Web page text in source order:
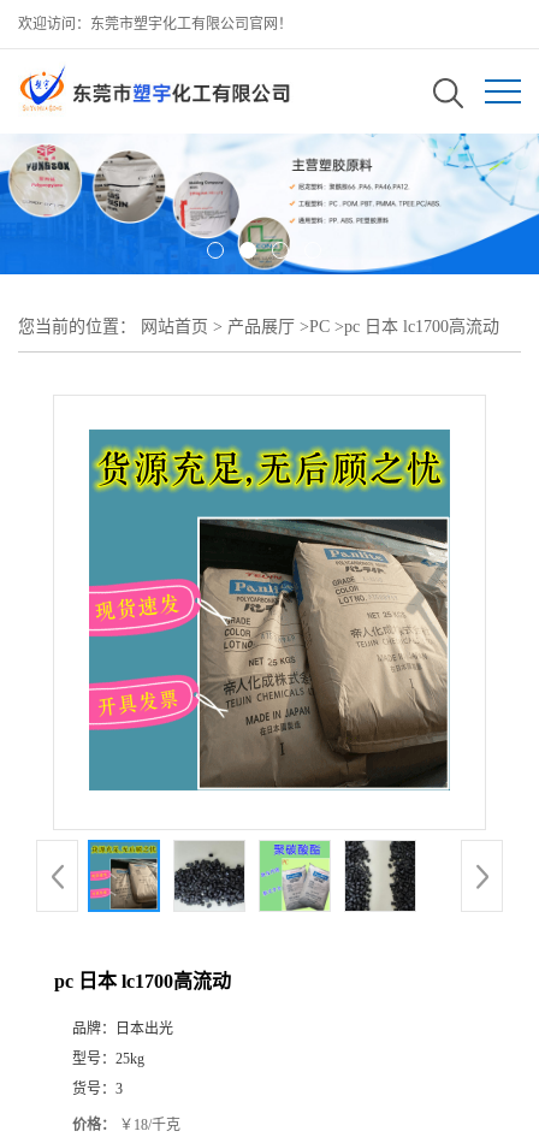
欢迎访问：东莞市塑宇化工有限公司官网！
您当前的位置： 网站首页 > 产品展厅 >PC >pc 日本 lc1700高流动
pc 日本 lc1700高流动
品牌：
日本出光
型号： 25kg
货号： 3
价格： ￥18/千克